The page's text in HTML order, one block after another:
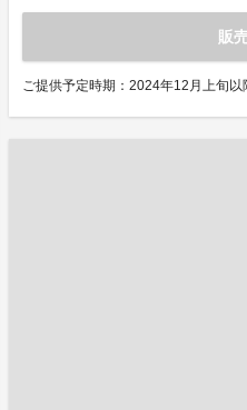
販
ご提供予定時期：2024年12月上旬以